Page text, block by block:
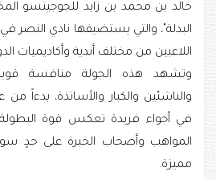
خالد بن محمد بن زايد للجوجيتسو
البدلة"، والتي يستضيفها نادي
اللاعبين من مختلف أندية وأكاديميات
وتشهد هذه الجولة منافسة
في أجواء فريدة تعكس قوة
المواهب وأصحاب الخبرة على حدٍ
مميزة.